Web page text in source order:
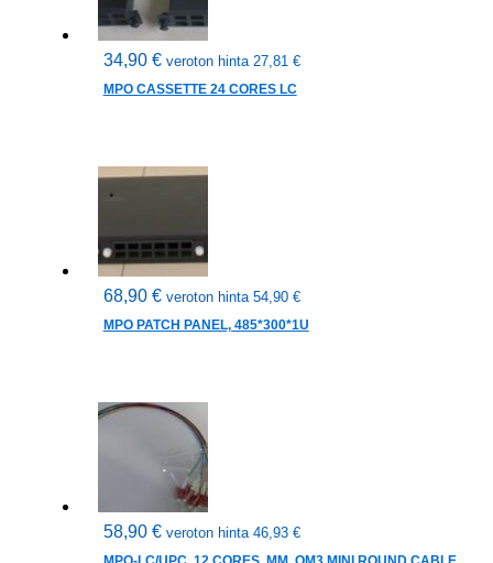
34,90 € veroton hinta 27,81 €
MPO CASSETTE 24 CORES LC
68,90 € veroton hinta 54,90 €
MPO PATCH PANEL, 485*300*1U
58,90 € veroton hinta 46,93 €